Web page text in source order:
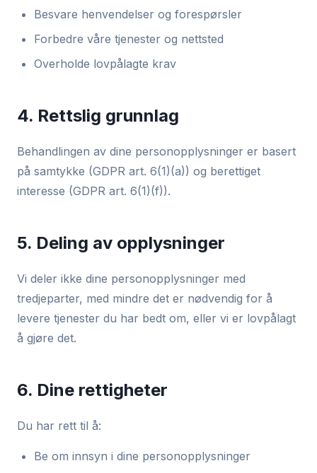
Besvare henvendelser og forespørsler
Forbedre våre tjenester og nettsted
Overholde lovpålagte krav
4. Rettslig grunnlag
Behandlingen av dine personopplysninger er basert
på samtykke (GDPR art. 6(1)(a)) og berettiget
interesse (GDPR art. 6(1)(f)).
5. Deling av opplysninger
Vi deler ikke dine personopplysninger med
tredjeparter, med mindre det er nødvendig for å
levere tjenester du har bedt om, eller vi er lovpålagt
å gjøre det.
6. Dine rettigheter
Du har rett til å:
Be om innsyn i dine personopplysninger